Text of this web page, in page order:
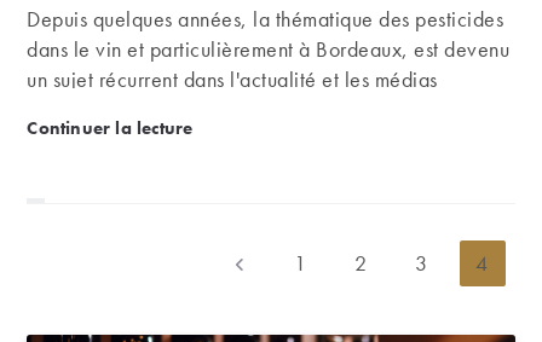
Depuis quelques années, la thématique des pesticides
dans le vin et particulièrement à Bordeaux, est devenu
un sujet récurrent dans l'actualité et les médias
dresser un bilan plutôt positif de l'évolution des résidus
Continuer la lectureVins de Bordeaux : une teneur en pesticides
Go to the previous page
1 2 3 4